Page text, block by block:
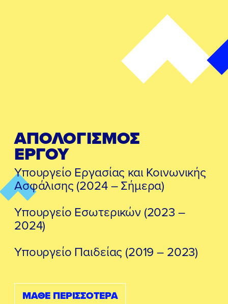
ΑΠΟΛΟΓΙΣΜΟΣ
ΕΡΓΟΥ
Υπουργείο Εργασίας και Κοινωνικής
Ασφάλισης (2024 – Σήμερα)
Υπουργείο Εσωτερικών (2023 –
2024)
Υπουργείο Παιδείας (2019 – 2023)
ΜΑΘΕ ΠΕΡΙΣΣΟΤΕΡΑ